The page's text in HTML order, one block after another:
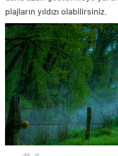
plajların yıldızı olabilirsiniz.